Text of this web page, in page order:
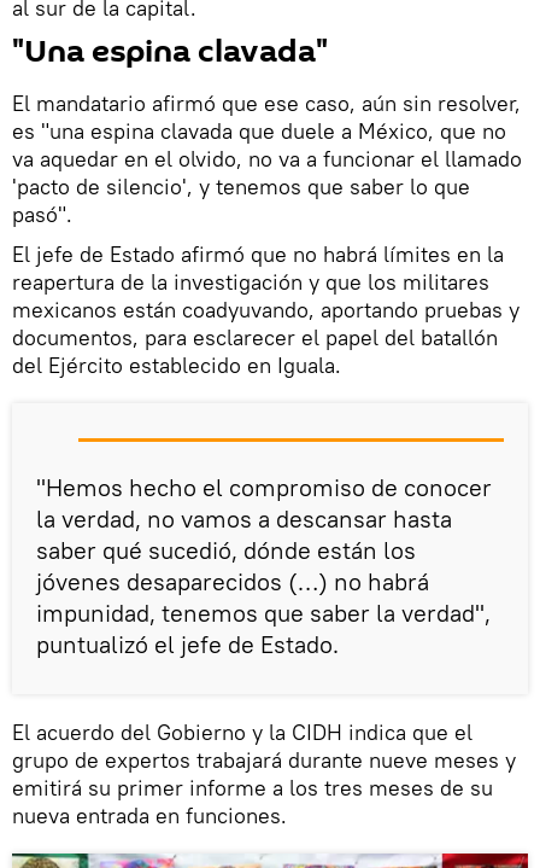
al sur de la capital.
"Una espina clavada"
El mandatario afirmó que ese caso, aún sin resolver,
es "una espina clavada que duele a México, que no
va aquedar en el olvido, no va a funcionar el llamado
'pacto de silencio', y tenemos que saber lo que
pasó".
El jefe de Estado afirmó que no habrá límites en la
reapertura de la investigación y que los militares
mexicanos están coadyuvando, aportando pruebas y
documentos, para esclarecer el papel del batallón
del Ejército establecido en Iguala.
"Hemos hecho el compromiso de conocer
la verdad, no vamos a descansar hasta
saber qué sucedió, dónde están los
jóvenes desaparecidos (…) no habrá
impunidad, tenemos que saber la verdad",
puntualizó el jefe de Estado.
El acuerdo del Gobierno y la CIDH indica que el
grupo de expertos trabajará durante nueve meses y
emitirá su primer informe a los tres meses de su
nueva entrada en funciones.